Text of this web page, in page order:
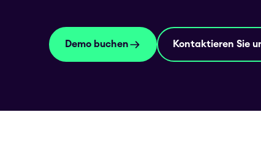
Demo buchen Kontaktieren Sie